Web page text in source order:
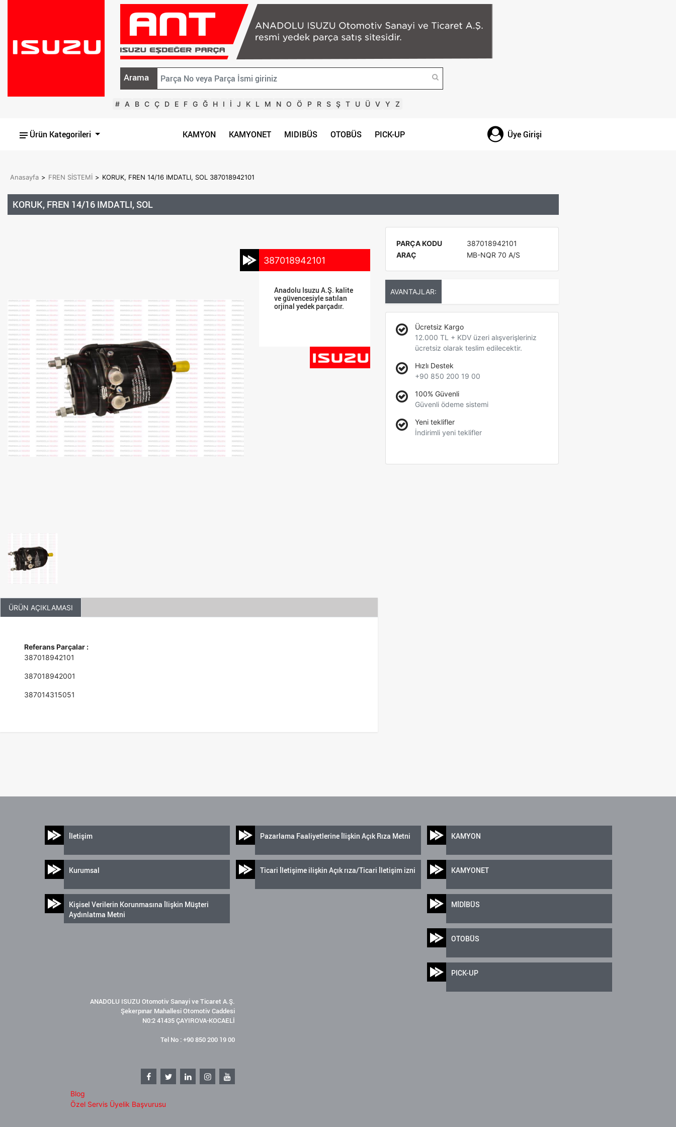
Arama
# A B C Ç D E F G Ğ H I İ J K L M N O Ö P R S Ş T U Ü V Y Z
Ürün Kategorileri KAMYON KAMYONET MIDIBÜS OTOBÜS PICK-UP Üye Girişi
Anasayfa > FREN SİSTEMİ > KORUK, FREN 14/16 IMDATLI, SOL 387018942101
KORUK, FREN 14/16 IMDATLI, SOL
387018942101
Anadolu Isuzu A.Ş. kalite
ve güvencesiyle satılan
orjinal yedek parçadır.
ÜRÜN AÇIKLAMASI
Referans Parçalar :
387018942101
387018942001
387014315051
PARÇA KODU
387018942101
ARAÇ
MB-NQR 70 A/S
AVANTAJLAR:
Ücretsiz Kargo
12.000 TL + KDV üzeri alışverişleriniz
ücretsiz olarak teslim edilecektir.
Hızlı Destek
+90 850 200 19 00
100% Güvenli
Güvenli ödeme sistemi
Yeni teklifler
İndirimli yeni teklifler
İletişim
Kurumsal
Kişisel Verilerin Korunmasına İlişkin Müşteri
Aydınlatma Metni
Pazarlama Faaliyetlerine İlişkin Açık Rıza Metni
Ticari İletişime ilişkin Açık rıza/Ticari İletişim izni
KAMYON
KAMYONET
MİDİBÜS
OTOBÜS
PICK-UP
ANADOLU ISUZU Otomotiv Sanayi ve Ticaret A.Ş.
Şekerpınar Mahallesi Otomotiv Caddesi
N0:2 41435 ÇAYIROVA-KOCAELİ
Tel No : +90 850 200 19 00
Blog
Özel Servis Üyelik Başvurusu